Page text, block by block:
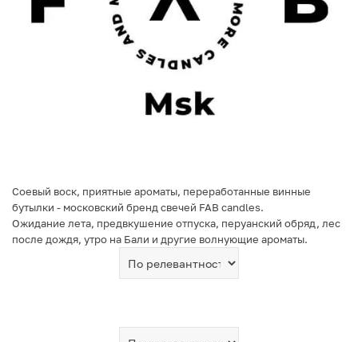
Соевый воск, приятные ароматы, переработанные винные
бутылки - московский бренд свечей FAB сandles.
Ожидание лета, предвкушение отпуска, перуанский обряд, лес
после дождя, утро на Бали и другие волнующие ароматы.